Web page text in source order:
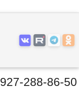
288-86-50